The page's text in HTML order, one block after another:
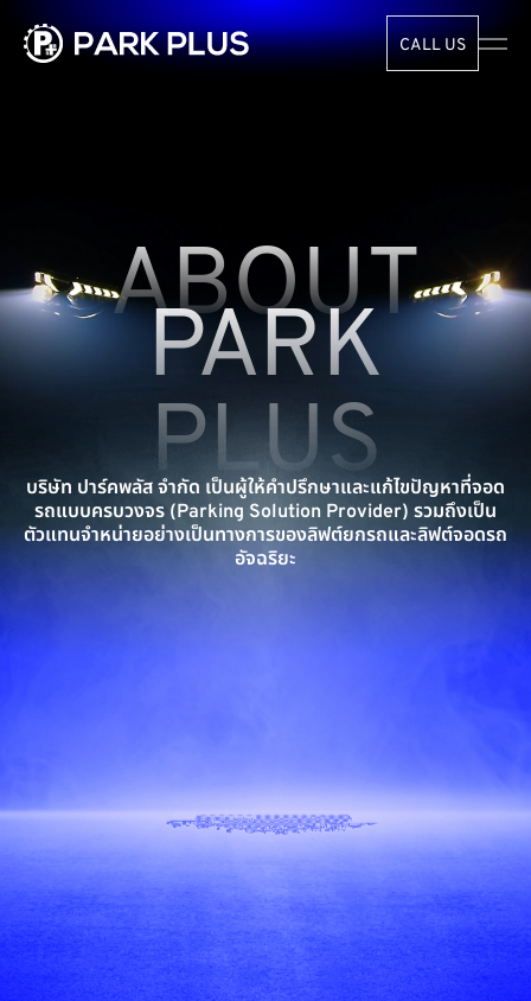
CALL US
ABOUT
PARK
PLUS
บริษัท ปาร์คพลัส จำกัด เป็นผู้ให้คำปรึกษาและแก้ไขปัญหาที่จอด
รถแบบครบวงจร (Parking Solution Provider) รวมถึงเป็น
ตัวแทนจำหน่ายอย่างเป็นทางการของลิฟต์ยกรถและลิฟต์จอดรถ
อัจฉริยะ